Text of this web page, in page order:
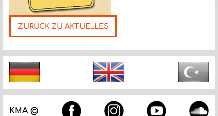
ZURÜCK ZU AKTUELLES
Nächste
KMA @